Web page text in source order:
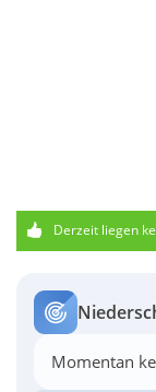
Derzeit liegen
Momentan